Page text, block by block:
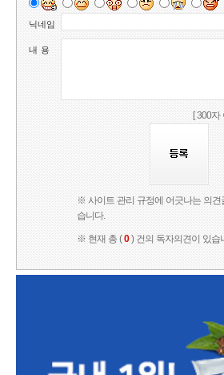
닉네임
내 용
[ 300
※ 사이트 관리 규정에 어긋나는 의견
습니다.
※ 현재 총 (0) 건의 독자의견이 있습